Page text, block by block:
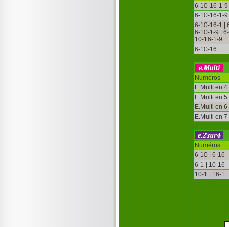
6-10-16-1-9
6-10-16-1-9
6-10-16-1 |
6-10-1-9 |
10-16-1-9
6-10-16
Numéros
E.Multi en 4
E.Multi en 5
E.Multi en 6
E.Multi en 7
Numéros
6-10 | 6-16
6-1 | 10-16
10-1 | 16-1